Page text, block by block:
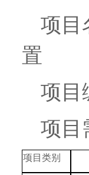
项目
置
项目
项目
项目类别